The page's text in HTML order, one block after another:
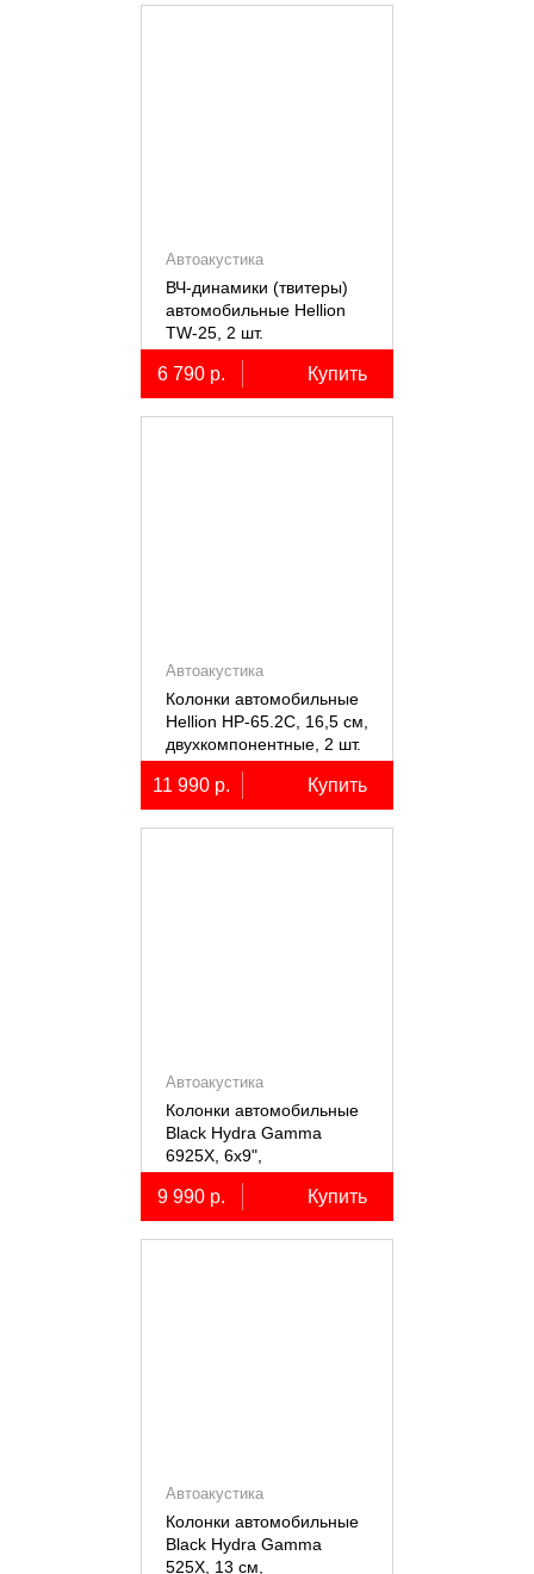
Автоакустика
ВЧ-динамики (твитеры)
автомобильные Hellion
TW-25, 2 шт.
6 790 р. Купить
Автоакустика
Колонки автомобильные
Hellion HP-65.2С, 16,5 см,
двухкомпонентные, 2 шт.
11 990 р. Купить
Автоакустика
Колонки автомобильные
Black Hydra Gamma
6925X, 6х9",
коаксиальные
двухполосные, 2 шт.
9 990 р. Купить
Автоакустика
Колонки автомобильные
Black Hydra Gamma
525X, 13 см,